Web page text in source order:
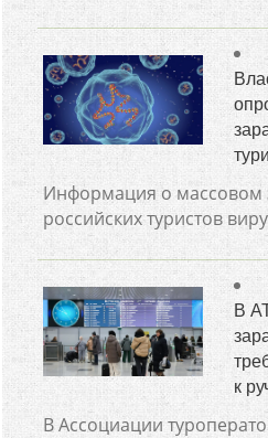
Информация о массовом
российских туристов
В
к
В Ассоциации